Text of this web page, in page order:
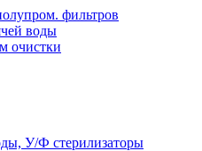
фильтров
воды
очистки
У/Ф стерилизаторы